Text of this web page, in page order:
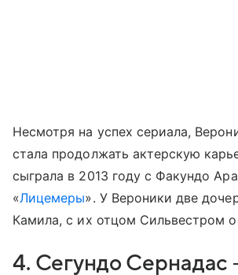
Несмотря на успех сериала,
стала продолжать актерскую
сыграла в 2013 году с Факундо
«Лицемеры». У Вероники две
Камила, с их отцом Сильвестром
4. Сегундо Сернадас